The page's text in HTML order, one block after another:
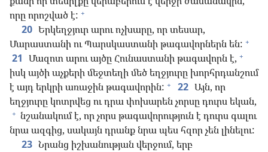
որը որոշված է: +
20 Երկեղջյուր արու ոչխարը, որ տեսար,
Մարաստանի ու Պարսկաստանի թագավորներն են: +
21 Մազոտ արու այծը Հունաստանի թագավորն է, +
իսկ այծի աչքերի մեջտեղի մեծ եղջյուրը խորհրդանշում
է այդ երկրի առաջին թագավորին: + 22 Այն, որ
եղջյուրը կոտրվեց ու դրա փոխարեն չորսը դուրս եկան,
+ նշանակում է, որ չորս թագավորություն է դուրս գալու
նրա ազգից, սակայն դրանք նրա պես հզոր չեն լինելու:
23 Նրանց իշխանության վերջում, երբ